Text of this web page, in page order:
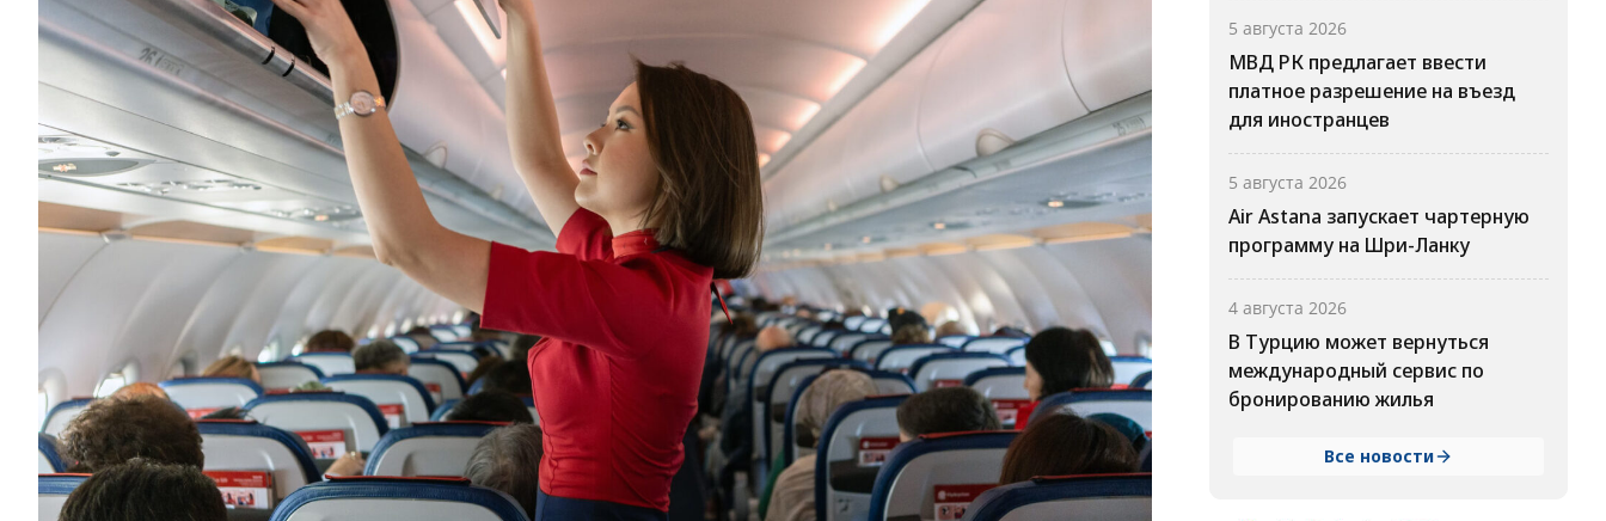
5 августа 2026
МВД РК предлагает ввести
платное разрешение на въезд
для иностранцев
5 августа 2026
Air Astana запускает чартерную
программу на Шри-Ланку
4 августа 2026
В Турцию может вернуться
международный сервис по
бронированию жилья
Все новости